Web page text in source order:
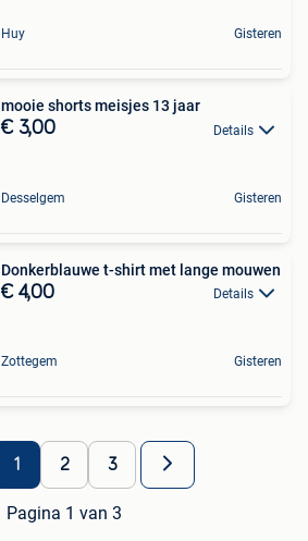
Huy Gisteren
mooie shorts meisjes 13 jaar
€ 3,00 Details
Desselgem Gisteren
Donkerblauwe t-shirt met lange mouwen
€ 4,00 Details
Zottegem Gisteren
1 2 3
Pagina 1 van 3